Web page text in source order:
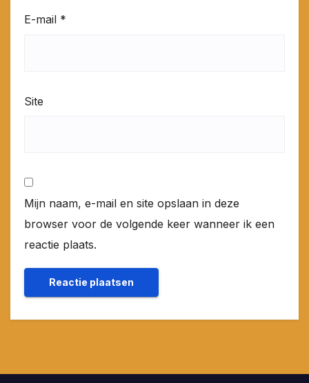
E-mail *
Site
Mijn naam, e-mail en site opslaan in deze
browser voor de volgende keer wanneer ik een
reactie plaats.